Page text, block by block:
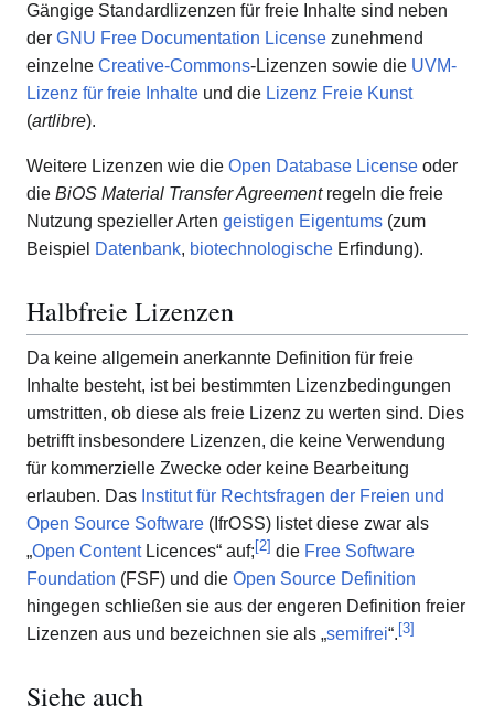
Gängige Standardlizenzen für freie Inhalte sind neben
der GNU Free Documentation License zunehmend
einzelne Creative-Commons-Lizenzen sowie die UVM-
Lizenz für freie Inhalte und die Lizenz Freie Kunst
(artlibre).
Weitere Lizenzen wie die Open Database License oder
die BiOS Material Transfer Agreementregeln die freie
Nutzung spezieller Arten geistigen Eigentums (zum
Beispiel Datenbank, biotechnologische Erfindung).
Halbfreie Lizenzen
Da keine allgemein anerkannte Definition für freie
Inhalte besteht, ist bei bestimmten Lizenzbedingungen
umstritten, ob diese als freie Lizenz zu werten sind. Dies
betrifft insbesondere Lizenzen, die keine Verwendung
für kommerzielle Zwecke oder keine Bearbeitung
erlauben. Das Institut für Rechtsfragen der Freien und
Open Source Software (IfrOSS) listet diese zwar als
„Open ContentLicences“ auf; [2] die Free Software
Foundation (FSF) und die Open Source Definition
hingegen schließen sie aus der engeren Definition freier
Lizenzen aus und bezeichnen sie als „semifrei“. [3]
Siehe auch